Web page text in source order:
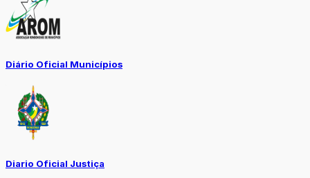
Diário Oficial Municípios
Diario Oficial Justiça